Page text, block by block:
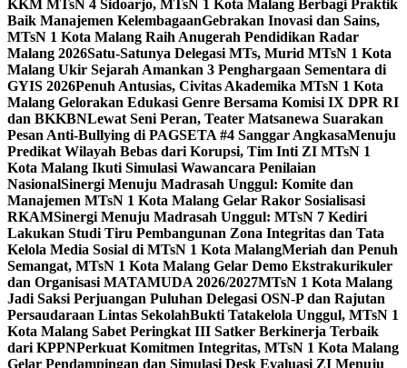
KKM MTsN 4 Sidoarjo, MTsN 1 Kota Malang Berbagi Praktik
Baik Manajemen KelembagaanGebrakan Inovasi dan Sains,
MTsN 1 Kota Malang Raih Anugerah Pendidikan Radar
Malang 2026Satu-Satunya Delegasi MTs, Murid MTsN 1 Kota
Malang Ukir Sejarah Amankan 3 Penghargaan Sementara di
GYIS 2026Penuh Antusias, Civitas Akademika MTsN 1 Kota
Malang Gelorakan Edukasi Genre Bersama Komisi IX DPR RI
dan BKKBNLewat Seni Peran, Teater Matsanewa Suarakan
Pesan Anti-Bullying di PAGSETA #4 Sanggar AngkasaMenuju
Predikat Wilayah Bebas dari Korupsi, Tim Inti ZI MTsN 1
Kota Malang Ikuti Simulasi Wawancara Penilaian
NasionalSinergi Menuju Madrasah Unggul: Komite dan
Manajemen MTsN 1 Kota Malang Gelar Rakor Sosialisasi
RKAMSinergi Menuju Madrasah Unggul: MTsN 7 Kediri
Lakukan Studi Tiru Pembangunan Zona Integritas dan Tata
Kelola Media Sosial di MTsN 1 Kota MalangMeriah dan Penuh
Semangat, MTsN 1 Kota Malang Gelar Demo Ekstrakurikuler
dan Organisasi MATAMUDA 2026/2027MTsN 1 Kota Malang
Jadi Saksi Perjuangan Puluhan Delegasi OSN-P dan Rajutan
Persaudaraan Lintas SekolahBukti Tatakelola Unggul, MTsN 1
Kota Malang Sabet Peringkat III Satker Berkinerja Terbaik
dari KPPNPerkuat Komitmen Integritas, MTsN 1 Kota Malang
Gelar Pendampingan dan Simulasi Desk Evaluasi ZI Menuju